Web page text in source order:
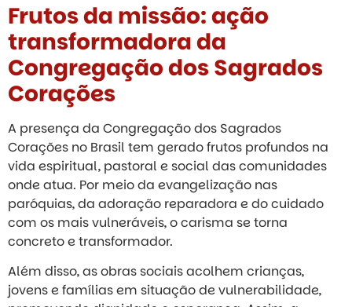
Frutos da missão: ação
transformadora da
Congregação dos Sagrados
Corações
A presença da Congregação dos Sagrados
Corações no Brasil tem gerado frutos profundos na
vida espiritual, pastoral e social das comunidades
onde atua. Por meio da evangelização nas
paróquias, da adoração reparadora e do cuidado
com os mais vulneráveis, o carisma se torna
concreto e transformador.
Além disso, as obras sociais acolhem crianças,
jovens e famílias em situação de vulnerabilidade,